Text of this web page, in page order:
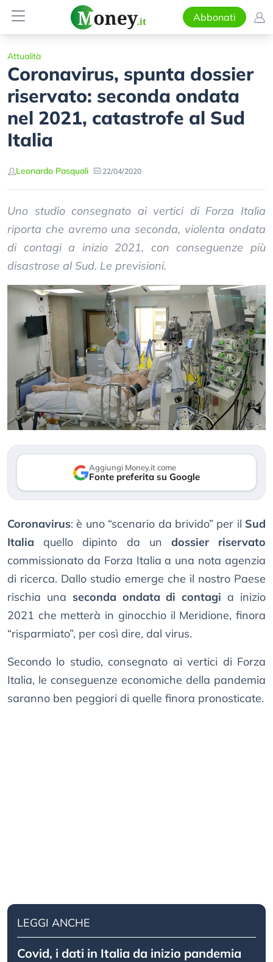
Abbonati
Attualità
Coronavirus, spunta dossier
riservato: seconda ondata
nel 2021, catastrofe al Sud
Italia
Leonardo Pasquali 22/04/2020
Uno studio consegnato ai vertici di Forza Italia
riporta che avremo una seconda, violenta ondata
di contagi a inizio 2021, con conseguenze più
disastrose al Sud. Le previsioni.
Aggiungi Money.it come
Fonte preferita su Google
Coronavirus: è uno “scenario da brivido” per il Sud
Italia quello dipinto da un dossier riservato
commissionato da Forza Italia a una nota agenzia
di ricerca. Dallo studio emerge che il nostro Paese
rischia una seconda ondata di contagi a inizio
2021 che metterà in ginocchio il Meridione, finora
“risparmiato”, per così dire, dal virus.
Secondo lo studio, consegnato ai vertici di Forza
Italia, le conseguenze economiche della pandemia
saranno ben peggiori di quelle finora pronosticate.
LEGGI ANCHE
Covid, i dati in Italia da inizio pandemia